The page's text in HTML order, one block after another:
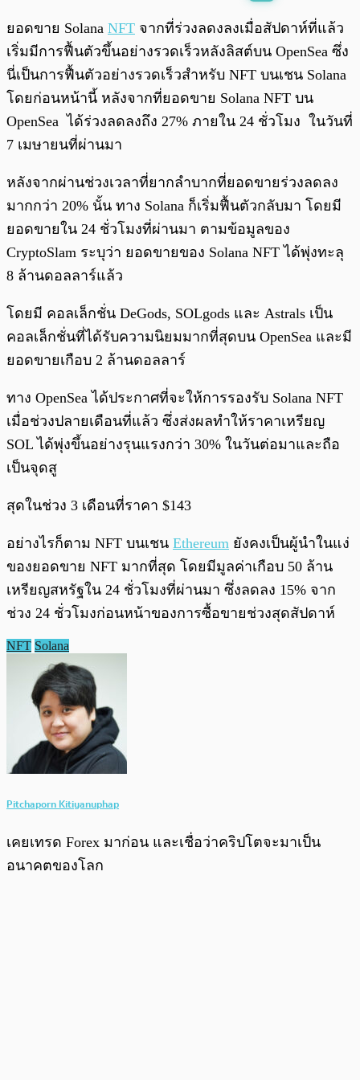
0:00 /0:00
ยอดขาย Solana NFT จากที่ร่วงลดงลงเมื่อสัปดาห์ที่แล้ว
เริ่มมีการฟื้นตัวขึ้นอย่างรวดเร็วหลังลิสต์บน OpenSea ซึ่ง
นี่เป็นการฟื้นตัวอย่างรวดเร็วสำหรับ NFT บนเชน Solana
โดยก่อนหน้านี้ หลังจากที่ยอดขาย Solana NFT บน
OpenSea ได้ร่วงลดลงถึง 27% ภายใน 24 ชั่วโมง ในวันที่
7 เมษายนที่ผ่านมา
หลังจากผ่านช่วงเวลาที่ยากลำบากที่ยอดขายร่วงลดลง
มากกว่า 20% นั้น ทาง Solana ก็เริ่มฟื้นตัวกลับมา โดยมี
ยอดขายใน 24 ชั่วโมงที่ผ่านมา ตามข้อมูลของ
CryptoSlam ระบุว่า ยอดขายของ Solana NFT ได้พุ่งทะลุ
8 ล้านดอลลาร์แล้ว
โดยมี คอลเล็กชั่น DeGods, SOLgods และ Astrals เป็น
คอลเล็กชั่นที่ได้รับความนิยมมากที่สุดบน OpenSea และมี
ยอดขายเกือบ 2 ล้านดอลลาร์
ทาง OpenSea ได้ประกาศที่จะให้การรองรับ Solana NFT
เมื่อช่วงปลายเดือนที่แล้ว ซึ่งส่งผลทำให้ราคาเหรียญ
SOL ได้พุ่งขึ้นอย่างรุนแรงกว่า 30% ในวันต่อมาและถือ
เป็นจุดสู
สุดในช่วง 3 เดือนที่ราคา $143
อย่างไรก็ตาม NFT บนเชน Ethereum ยังคงเป็นผู้นำในแง่
ของยอดขาย NFT มากที่สุด โดยมีมูลค่าเกือบ 50 ล้าน
เหรียญสหรัฐใน 24 ชั่วโมงที่ผ่านมา ซึ่งลดลง 15% จาก
ช่วง 24 ชั่วโมงก่อนหน้าของการซื้อขายช่วงสุดสัปดาห์
NFT Solana
Pitchaporn Kitiyanuphap
เคยเทรด Forex มาก่อน และเชื่อว่าคริปโตจะมาเป็น
อนาคตของโลก